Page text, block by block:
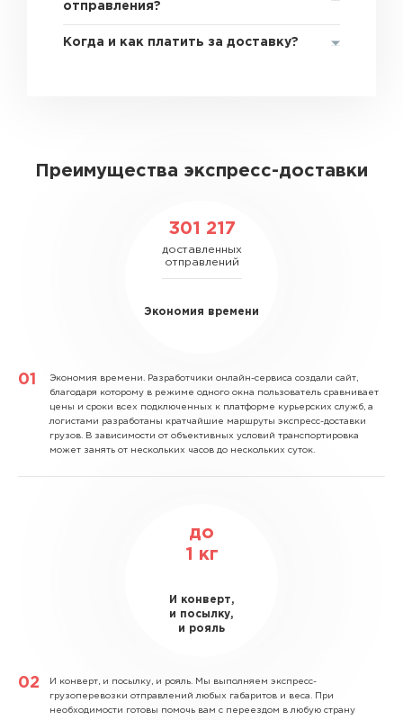
отправления?
Когда и как платить за доставку?
Преимущества экспресс-доставки
301 217
доставленных
отправлений
Экономия времени
Экономия времени. Разработчики онлайн-сервиса создали сайт,
благодаря которому в режиме одного окна пользователь сравнивает
цены и сроки всех подключенных к платформе курьерских служб, а
логистами разработаны кратчайшие маршруты экспресс-доставки
грузов. В зависимости от объективных условий транспортировка
может занять от нескольких часов до нескольких суток.
до
1
кг
И конверт,
и посылку,
и рояль
И конверт, и посылку, и рояль. Мы выполняем экспресс-
грузоперевозки отправлений любых габаритов и веса. При
необходимости готовы помочь вам с переездом в любую страну